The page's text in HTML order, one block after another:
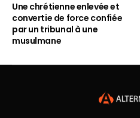
Une chrétienne enlevée et
convertie de force confiée
par un tribunal à une
musulmane